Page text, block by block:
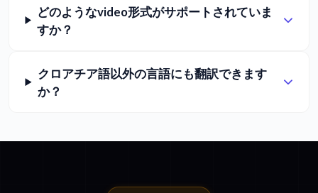
どのようなvideo形式がサポートされていま
すか？
クロアチア語以外の言語にも翻訳できます
か？